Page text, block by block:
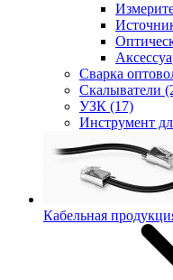
Сварка
Скалыватели
УЗК (17)
Инструмент
Кабельная